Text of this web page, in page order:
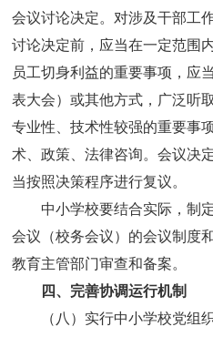
会议讨论决定。对涉及干部工
讨论决定前，应当在一定范围
员工切身利益的重要事项，应
表大会）或其他方式，广泛听
专业性、技术性较强的重要事
术、政策、法律咨询。会议决
当按照决策程序进行复议。
中小学校要结合实际，制
会议（校务会议）的会议制度
教育主管部门审查和备案。
四、完善协调运行机制
（八）实行中小学校党组